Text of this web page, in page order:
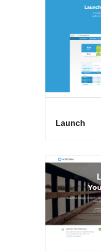
Launch